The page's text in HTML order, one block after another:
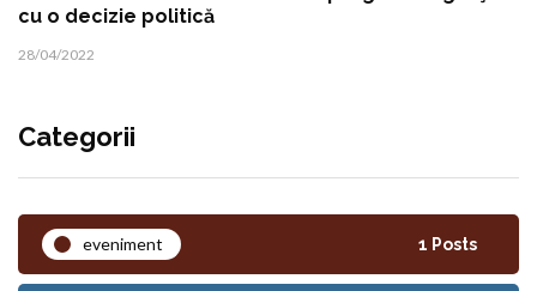
cu o decizie politică
28/04/2022
Categorii
eveniment 1 Posts